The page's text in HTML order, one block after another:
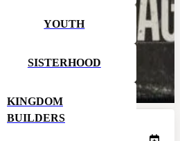
YOUTH
SISTERHOOD
KINGDOM
BUILDERS